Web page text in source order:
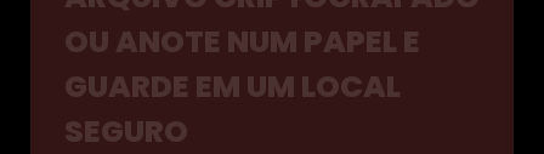
OU ANOTE NUM PAPEL E
GUARDE EM UM LOCAL
SEGURO